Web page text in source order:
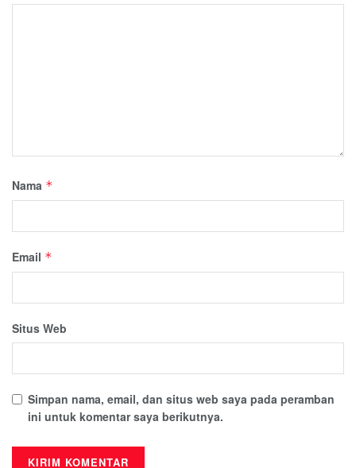
Nama *
Email *
Situs Web
Simpan nama, email, dan situs web saya pada peramban
ini untuk komentar saya berikutnya.